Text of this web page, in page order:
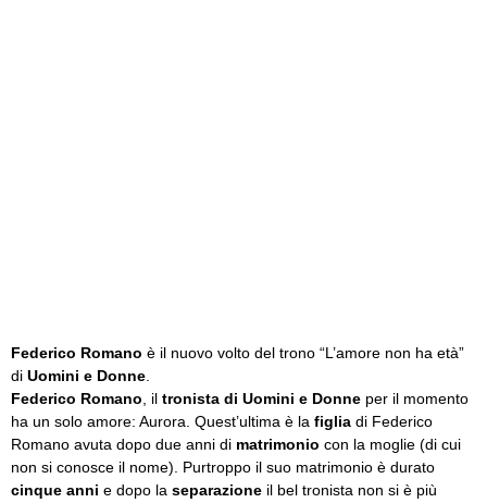
Federico Romano è il nuovo volto del trono “L’amore non ha età”
di Uomini e Donne
Federico Romano , il tronista di Uomini e Donne per il momento
ha un solo amore: Aurora. Quest’ultima è la figlia di Federico
Romano avuta dopo due anni di matrimonio con la moglie (di cui
non si conosce il nome). Purtroppo il suo matrimonio è durato
cinque anni e dopo la separazione il bel tronista non si è più